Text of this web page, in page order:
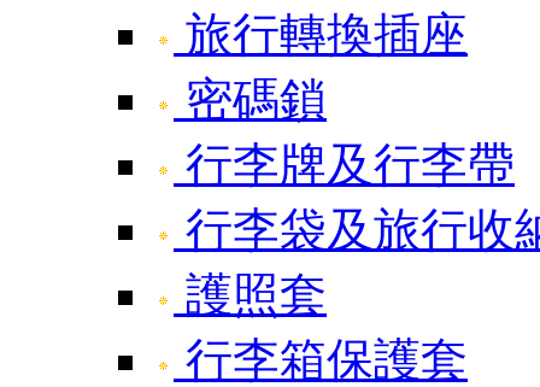
旅行轉換插座
密碼鎖
行李牌及行李帶
行李袋及旅行收
護照套
行李箱保護套